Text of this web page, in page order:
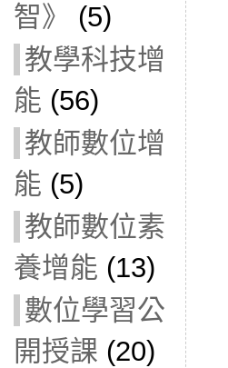
智》
(5)
教學科技增
能 (56)
教師數位增
能 (5)
教師數位素
養增能 (13)
數位學習公
開授課 (20)